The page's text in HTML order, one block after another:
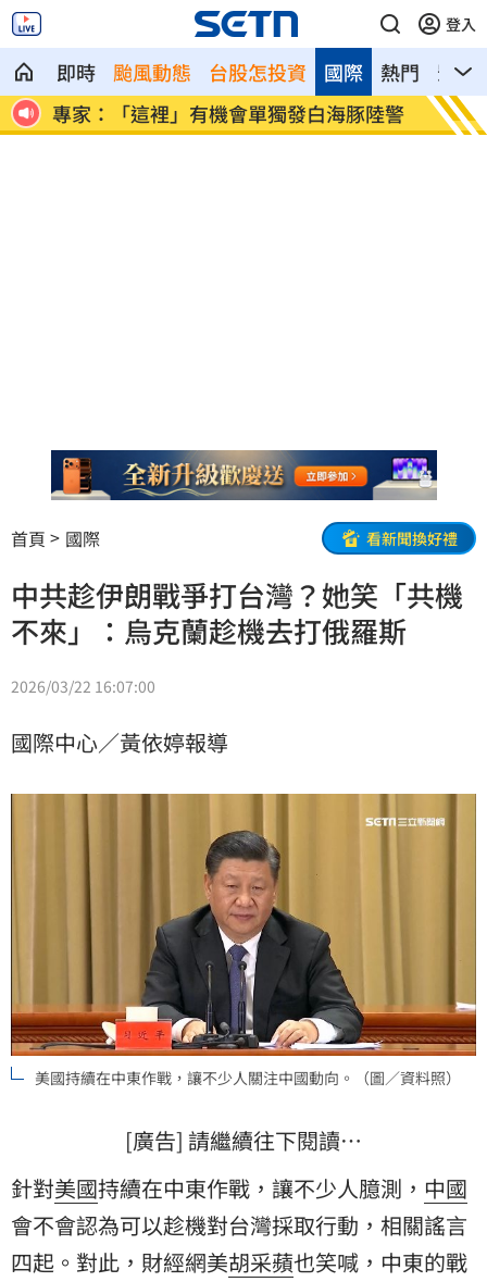
登入
即時 颱風動態 台股怎投資 熱門 影音
國際
職
專家：「這裡」有機會單獨發白海豚陸警
印度
機
首頁 國際 看新聞換好禮
中共趁伊朗戰爭打台灣？她笑「共機
不來」：烏克蘭趁機去打俄羅斯
2026/03/22 16:07:00
國際中心／黃依婷報導
美國持續在中東作戰，讓不少人關注中國動向。（圖／資料照）
[廣告] 請繼續往下閱讀…
針對美國持續在中東作戰，讓不少人臆測， 中國
會不會認為可以趁機對台灣採取行動，相關謠言
四起。對此，財經網美胡采蘋也笑喊，中東的戰